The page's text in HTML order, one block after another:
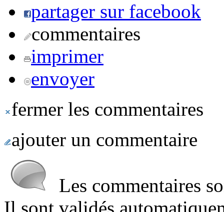
partager sur facebook
commentaires
imprimer
envoyer
fermer les commentaires
ajouter un commentaire
Les commentaires